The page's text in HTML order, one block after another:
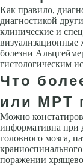
Как правило,
диагностикой
клинические и
визуализационные
болезни
гистологическим
Что
или МРТ
Можно
информативна при
головного мозга,
поражении